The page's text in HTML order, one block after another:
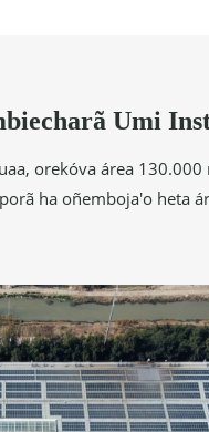
Umi
orekóva área
ha oñemboja'o heta